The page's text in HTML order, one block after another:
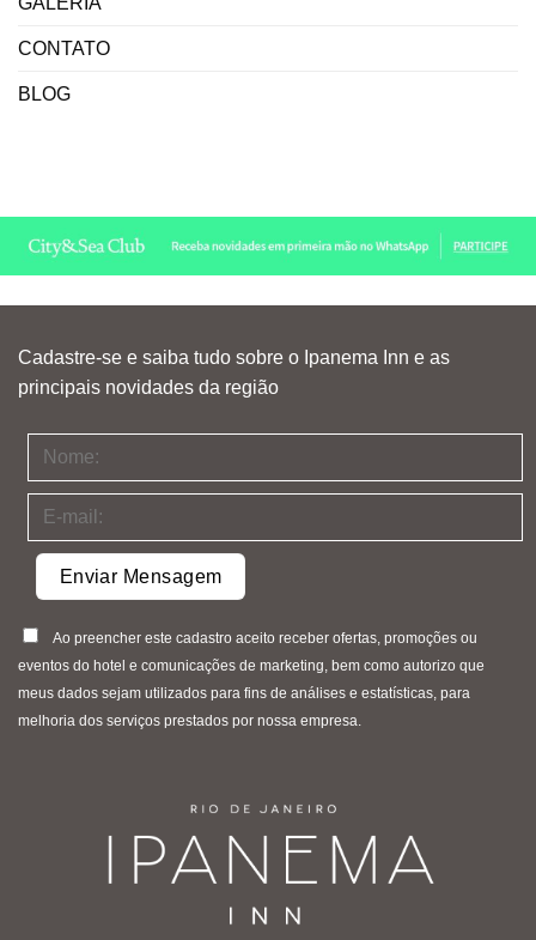
CONTATO
BLOG
Cadastre-se e saiba tudo sobre o Ipanema Inn e as
principais novidades da região
Ao preencher este cadastro aceito receber ofertas, promoções ou
eventos do hotel e comunicações de marketing, bem como autorizo que
meus dados sejam utilizados para fins de análises e estatísticas, para
melhoria dos serviços prestados por nossa empresa.